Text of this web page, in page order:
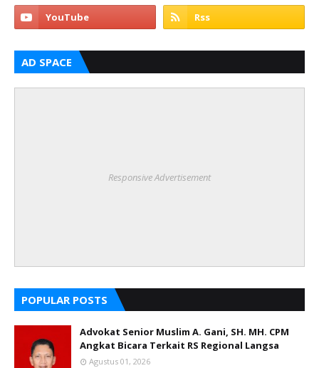
AD SPACE
Responsive Advertisement
POPULAR POSTS
Advokat Senior Muslim A. Gani, SH. MH. CPM
Angkat Bicara Terkait RS Regional Langsa
Agustus 01, 2026